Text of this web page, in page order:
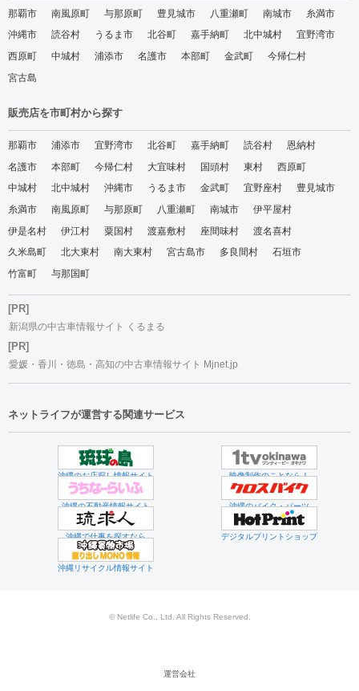
那覇市 南風原町 与那原町 豊見城市 八重瀬町 南城市
糸満市
沖縄市
読谷村 うるま市 北谷町 嘉手納町 北中城村
宜野湾市
西原町
中城村 浦添市 名護市 本部町 金武町
今帰仁村
宮古島
販売店を市町村から探す
那覇市 浦添市 宜野湾市 北谷町 嘉手納町 読谷村
恩納村
名護市
本部町 今帰仁村 大宜味村 国頭村 東村
西原町
中城村
北中城村 沖縄市 うるま市 金武町 宜野座村
豊見城市
糸満市
南風原町 与那原町 八重瀬町 南城市
伊平屋村
伊是名村
伊江村 粟国村 渡嘉敷村 座間味村
渡名喜村
久米島町
北大東村 南大東村 宮古島市 多良間村
石垣市
竹富町
与那国町
[PR]
新潟県の中古車情報サイト くるまる
[PR]
愛媛・香川・徳島・高知の中古車情報サイト Mjnet.jp
ネットライフが運営する関連サービス
沖縄のお店探し情報サイト 映像制作のことなら！
沖縄の不動産情報サイト 沖縄のバイク・パーツ
沖縄で仕事を探すなら デジタルプリントショップ
沖縄リサイクル情報サイト
© Netlife Co., Ltd. All Rights Reserved.
運営会社